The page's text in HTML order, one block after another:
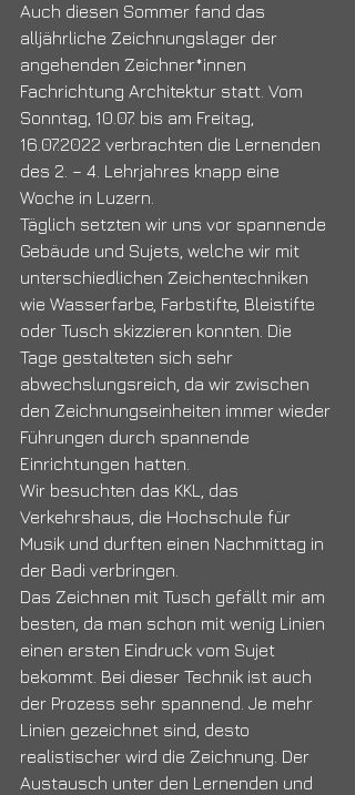
Auch diesen Sommer fand das
alljährliche Zeichnungslager der
angehenden Zeichner*innen
Fachrichtung Architektur statt. Vom
Sonntag, 10.07. bis am Freitag,
16.07.2022 verbrachten die Lernenden
des 2. – 4. Lehrjahres knapp eine
Woche in Luzern.
Täglich setzten wir uns vor spannende
Gebäude und Sujets, welche wir mit
unterschiedlichen Zeichentechniken
wie Wasserfarbe, Farbstifte, Bleistifte
oder Tusch skizzieren konnten. Die
Tage gestalteten sich sehr
abwechslungsreich, da wir zwischen
den Zeichnungseinheiten immer wieder
Führungen durch spannende
Einrichtungen hatten.
Wir besuchten das KKL, das
Verkehrshaus, die Hochschule für
Musik und durften einen Nachmittag in
der Badi verbringen.
Das Zeichnen mit Tusch gefällt mir am
besten, da man schon mit wenig Linien
einen ersten Eindruck vom Sujet
bekommt. Bei dieser Technik ist auch
der Prozess sehr spannend. Je mehr
Linien gezeichnet sind, desto
realistischer wird die Zeichnung. Der
Austausch unter den Lernenden und